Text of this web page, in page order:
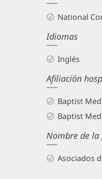
Info
National
Idiomas
Inglés
Afiliación
Baptist
Baptist
Nombre de
Asociados